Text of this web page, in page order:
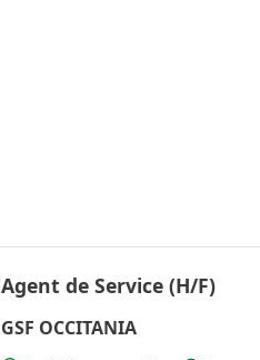
Agent de Service (H/F)
GSF OCCITANIA